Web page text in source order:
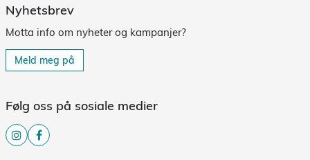
Nyhetsbrev
Motta info om nyheter og kampanjer?
Meld meg på
Følg oss på sosiale medier